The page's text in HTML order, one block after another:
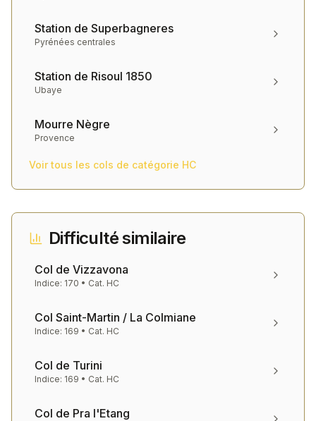
Station de Superbagneres
Pyrénées centrales
Station de Risoul 1850
Ubaye
Mourre Nègre
Provence
Voir tous les cols de catégorie HC
Difficulté similaire
Col de Vizzavona
Indice: 170 • Cat. HC
Col Saint-Martin / La Colmiane
Indice: 169 • Cat. HC
Col de Turini
Indice: 169 • Cat. HC
Col de Pra l'Etang